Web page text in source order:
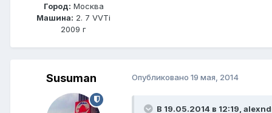
Город: Москва
Машина: 2. 7 VVTi
2009 г
Susuman Опубликовано 19 мая, 2014
В 19.05.2014 в 12:19,